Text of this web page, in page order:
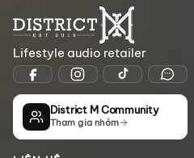
Lifestyle audio retailer
District M Community
Tham gia nhóm